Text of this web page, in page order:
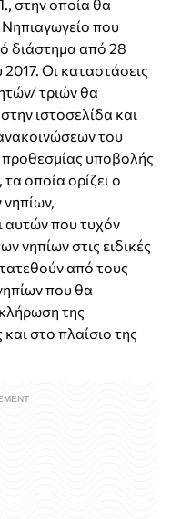
στην οποία θα
που
διάστημα από 28
Οι καταστάσεις
τριών θα
ιστοσελίδα και
του
προθεσμίας υποβολής
οποία ορίζει ο
αυτών που τυχόν
νηπίων στις ειδικές
από τους
που θα
της
στο πλαίσιο της